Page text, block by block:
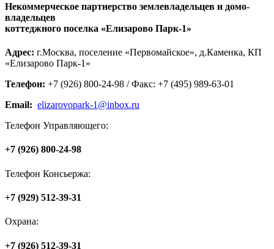
Некоммерческое партнерство землевладельцев и домо-
владельцев
коттеджного поселка «Елизарово Парк-1»
Адрес: г.Москва, поселение «Первомайское», д.Каменка, КП
«Елизарово Парк-1»
Телефон: +7 (926) 800-24-98 / Факс: +7 (495) 989-63-01
Email: elizarovopark-1@inbox.ru
Телефон Управляющего:
+7 (926) 800-24-98
Телефон Консьержа:
+7 (929) 512-39-31
Охрана:
+7 (926) 512-39-31